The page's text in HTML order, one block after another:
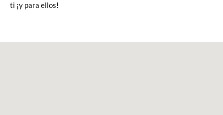
ti ¡y para ellos!